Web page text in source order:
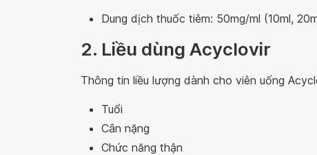
Dung dịch thuốc tiêm: 50mg/ml (10ml,
2. Liều dùng Acyclovir
Thông tin liều lượng dành cho viên uống
Tuổi
Cân nặng
Chức năng thận